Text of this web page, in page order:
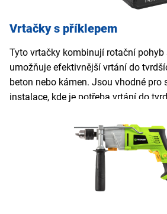
Vrtačky s příklepem
Tyto vrtačky kombinují rotační pohyb
umožňuje efektivnější vrtání do
beton nebo kámen. Jsou vhodné pro
instalace, kde je potřeba vrtání do